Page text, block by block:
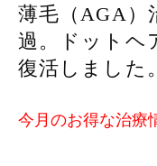
薄毛（AGA）
過。ドットヘ
復活しました。
今月のお得な治療